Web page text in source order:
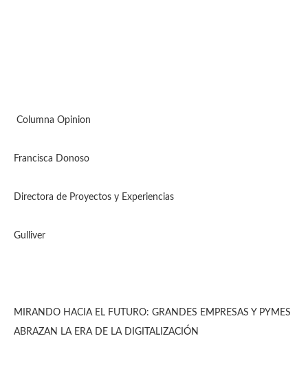
Columna Opinion
Francisca Donoso
Directora de Proyectos y Experiencias
Gulliver
MIRANDO HACIA EL FUTURO: GRANDES EMPRESAS Y PYMES
ABRAZAN LA ERA DE LA DIGITALIZACIÓN